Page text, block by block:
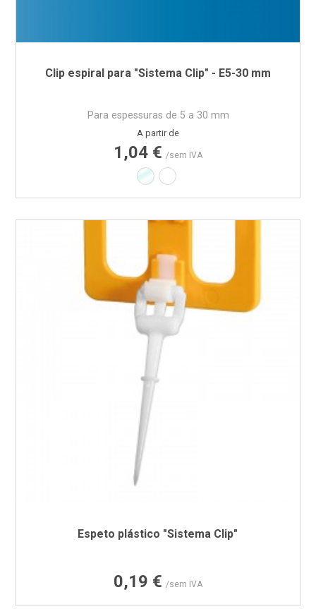
Clip espiral para "Sistema Clip" - E5-30 mm
Para espessuras de 5 a 30 mm
Preço
A partir de
1,04 € /sem IVA
Transparente
Branco
Espeto plástico "Sistema Clip"
Preço
0,19 € /sem IVA